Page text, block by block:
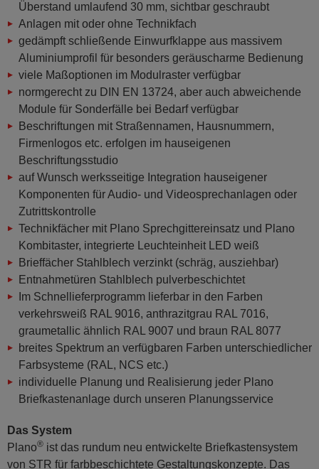
Überstand umlaufend 30 mm, sichtbar geschraubt
Anlagen mit oder ohne Technikfach
gedämpft schließende Einwurfklappe aus massivem
Aluminiumprofil für besonders geräuscharme Bedienung
viele Maßoptionen im Modulraster verfügbar
normgerecht zu DIN EN 13724, aber auch abweichende
Module für Sonderfälle bei Bedarf verfügbar
Beschriftungen mit Straßennamen, Hausnummern,
Firmenlogos etc. erfolgen im hauseigenen
Beschriftungsstudio
auf Wunsch werksseitige Integration hauseigener
Komponenten für Audio- und Videosprechanlagen oder
Zutrittskontrolle
Technikfächer mit Plano Sprechgittereinsatz und Plano
Kombitaster, integrierte Leuchteinheit LED weiß
Brieffächer Stahlblech verzinkt (schräg, ausziehbar)
Entnahmetüren Stahlblech pulverbeschichtet
Im Schnellieferprogramm lieferbar in den Farben
verkehrsweiß RAL 9016, anthrazitgrau RAL 7016,
graumetallic ähnlich RAL 9007 und braun RAL 8077
breites Spektrum an verfügbaren Farben unterschiedlicher
Farbsysteme (RAL, NCS etc.)
individuelle Planung und Realisierung jeder Plano
Briefkastenanlage durch unseren Planungsservice
Das System
Plano® ist das rundum neu entwickelte Briefkastensystem
von STR für farbbeschichtete Gestaltungskonzepte. Das